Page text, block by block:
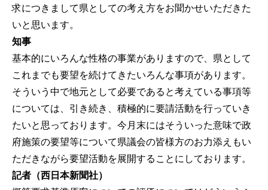
求につきまして県としての考え方をお聞かせいただきた
いと思います。
知事
基本的にいろんな性格の事業がありますので、県として
これまでも要望を続けてきたいろんな事項があります。
そういう中で地元として必要であると考えている事項等
については、引き続き、積極的に要請活動を行っていき
たいと思っております。今月末にはそういった意味で政
府施策の要望等について県議会の皆様方のお力添えもい
ただきながら要望活動を展開することにしております。
記者（西日本新聞社）